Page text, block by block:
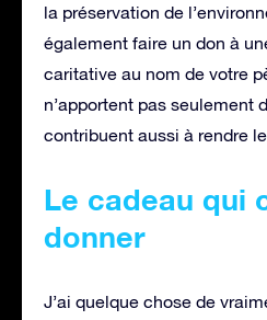
la préservation de
également faire un don à
caritative au nom de votre
n’apportent pas seulement
contribuent aussi à rendre
Le cadeau qui
donner
J’ai quelque chose de